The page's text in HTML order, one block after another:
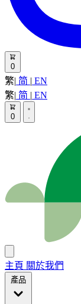
0
繁| 简 | EN
繁| 简 | EN
0
主頁 關於我們
產品